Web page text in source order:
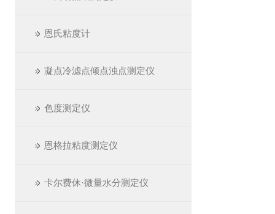
恩氏粘度计
凝点冷滤点倾点浊点测定仪
色度测定仪
恩格拉粘度测定仪
卡尔费休·微量水分测定仪